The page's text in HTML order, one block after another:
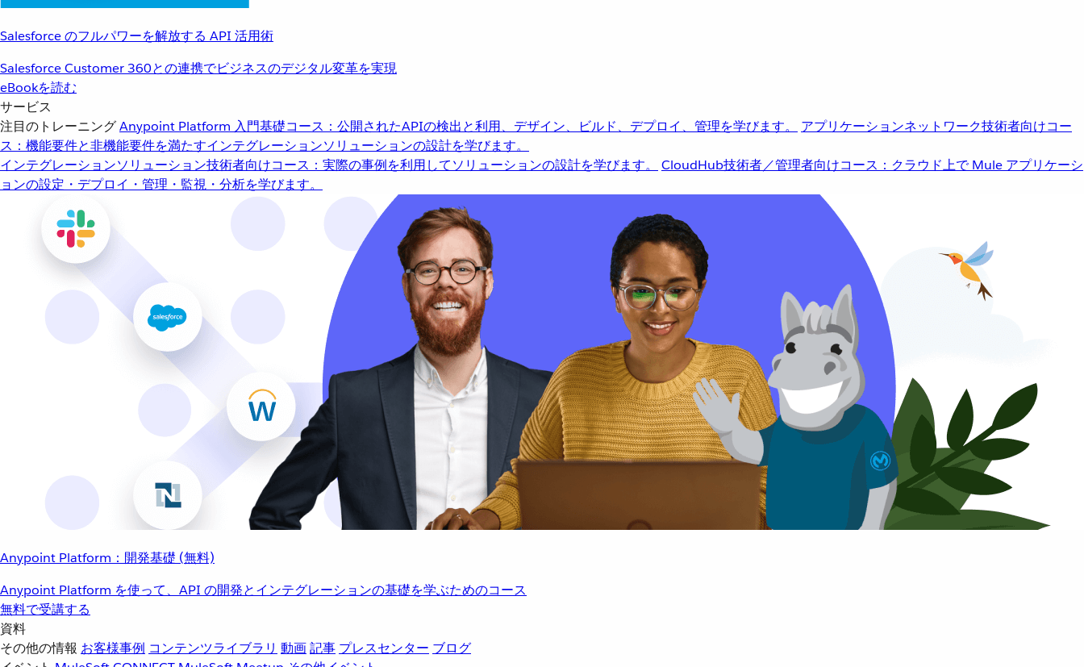
Salesforce のフルパワーを解放する API 活用術
Salesforce Customer 360との連携でビジネスのデジタル変革を実現
eBookを読む
サービス
注目のトレーニングAnypoint Platform 入門基礎コース：公開されたAPIの検出と利用、デザイン、ビルド、デプロイ、管理を学びます。 アプリケーションネットワーク技術者向けコー
ス：機能要件と非機能要件を満たすインテグレーションソリューションの設計を学びます。
インテグレーションソリューション技術者向けコース：実際の事例を利用してソリューションの設計を学びます。 CloudHub技術者／管理者向けコース：クラウド上で Mule アプリケーシ
ョンの設定・デプロイ・管理・監視・分析を学びます。
Anypoint Platform：開発基礎 (無料)
Anypoint Platform を使って、API の開発とインテグレーションの基礎を学ぶためのコース
無料で受講する
資料
その他の情報 お客様事例 コンテンツライブラリ 動画記事 プレスセンター ブログ